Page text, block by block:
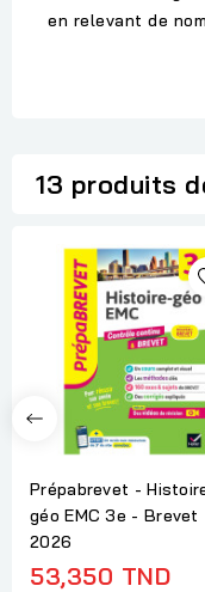
en relevant de
13 produits
Prépabrevet -
géo EMC 3e - Brevet
2026
53,350 TND